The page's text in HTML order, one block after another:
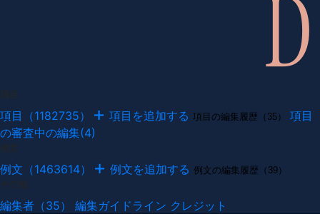
項目（1182735） 項目を追加する 項目の編集履歴（35）
項目
の審査中の編集(4)
例文（1463614） 例文を追加する 例文の編集履歴（39）
編集者（35） 編集ガイドライン クレジット